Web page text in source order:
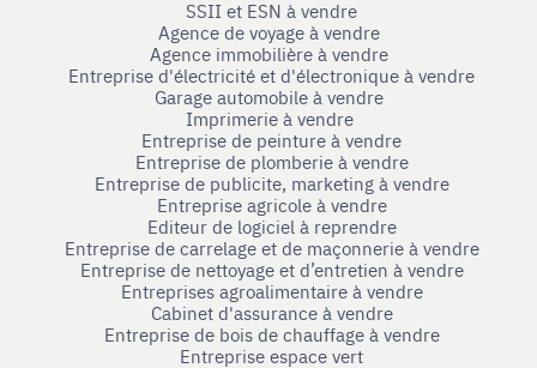
SSII et ESN à vendre
Agence de voyage à vendre
Agence immobilière à vendre
Entreprise d'électricité et d'électronique à vendre
Garage automobile à vendre
Imprimerie à vendre
Entreprise de peinture à vendre
Entreprise de plomberie à vendre
Entreprise de publicite, marketing à vendre
Entreprise agricole à vendre
Editeur de logiciel à reprendre
Entreprise de carrelage et de maçonnerie à vendre
Entreprise de nettoyage et d’entretien à vendre
Entreprises agroalimentaire à vendre
Cabinet d'assurance à vendre
Entreprise de bois de chauffage à vendre
Entreprise espace vert